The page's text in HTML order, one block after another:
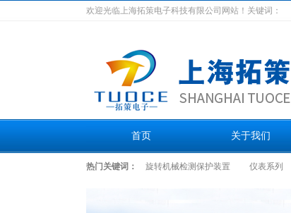
欢迎光临上海拓策电子科技有限公司网站！关键词：
首页 关于我们
热门关键词： 旋转机械检测保护装置 仪表系列